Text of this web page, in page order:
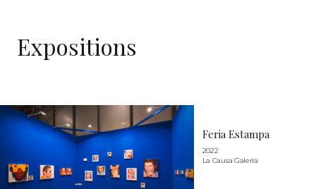
Expositions
Feria Estampa
2022
La Causa Galería